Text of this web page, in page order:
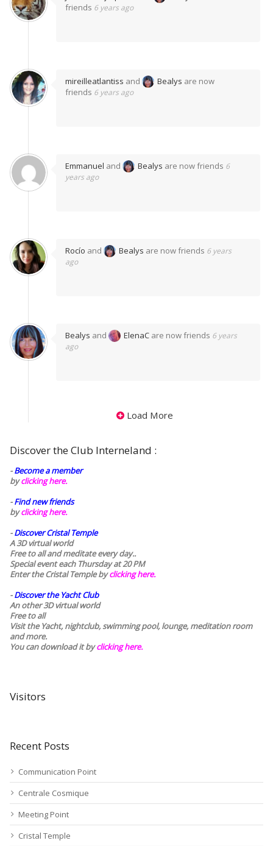
friends 6 years ago
mireilleatlantiss and Bealys are now
friends 6 years ago
Emmanuel and Bealys are now friends 6
years ago
Rocío and Bealys are now friends 6 years
ago
Bealys and ElenaC are now friends 6 years
ago
Load More
Discover the Club Interneland :
-Become a member
byclicking here.
-Find new friends
byclicking here.
-Discover Cristal Temple
A 3D virtual world
Free to all and meditate every day..
Special event each Thursday at 20 PM
Enter the Cristal Temple byclicking here.
-Discover the Yacht Club
An other 3D virtual world
Free to all
Visit the Yacht, nightclub, swimming pool, lounge, meditation room
and more.
You can download it byclicking here.
Visitors
Recent Posts
Communication Point
Centrale Cosmique
Meeting Point
Cristal Temple